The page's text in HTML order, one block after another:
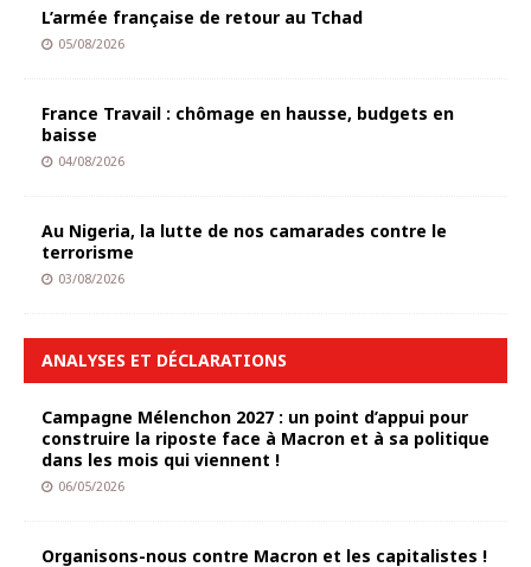
L’armée française de retour au Tchad
05/08/2026
France Travail : chômage en hausse, budgets en
baisse
04/08/2026
Au Nigeria, la lutte de nos camarades contre le
terrorisme
03/08/2026
ANALYSES ET DÉCLARATIONS
Campagne Mélenchon 2027 : un point d’appui pour
construire la riposte face à Macron et à sa politique
dans les mois qui viennent !
06/05/2026
Organisons-nous contre Macron et les capitalistes !